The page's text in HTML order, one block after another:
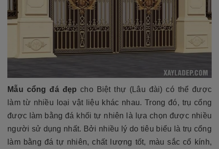
Mẫu cổng đá đẹp cho Biệt thự (Lâu đài) có thể được
làm từ nhiều loại vật liệu khác nhau. Trong đó, trụ cổng
được làm bằng đá khối tự nhiên là lựa chọn được nhiều
người sử dụng nhất. Bởi nhiều lý do tiêu biểu là trụ cổng
làm bằng đá tự nhiên, chất lượng tốt, màu sắc cổ kính,